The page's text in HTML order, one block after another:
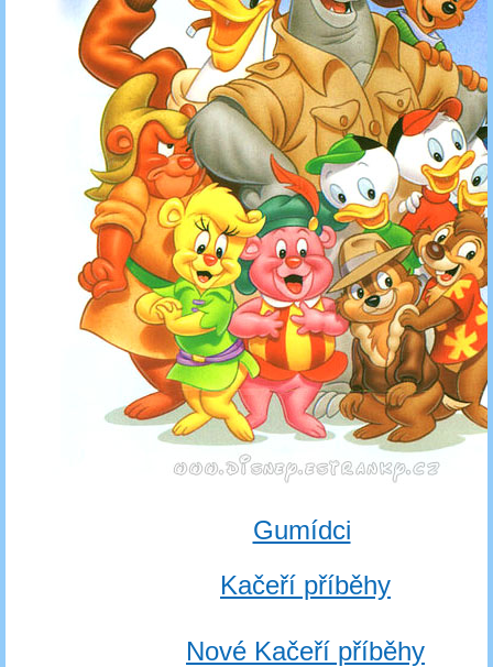
Gumídci
Kačeří příběhy
Nové Kačeří příběhy